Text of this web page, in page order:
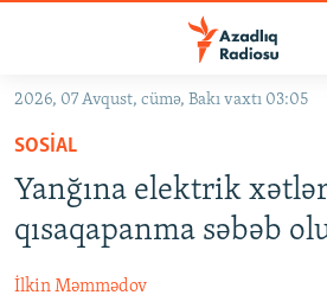
Əsas
qayıt
Əsas
naviqasiyaya
qayıt
Axtarışa
GÜNDƏM
KORRUPSIOMETR
#ƏSLINDƏ
2026, 07 Avqust, cümə, Bakı vaxtı 03:05
SOSIAL
Yanğına elektrik
qısaqapanma səbəb
İlkin Məmmədov